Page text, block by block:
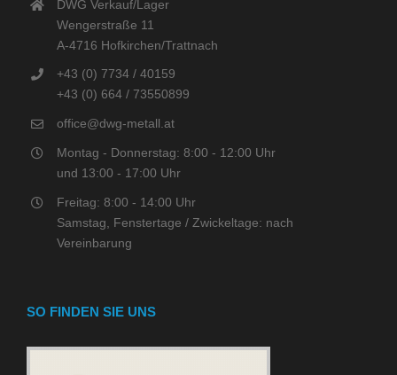
DWG Verkauf/Lager
Wengerstraße 11
A-4716 Hofkirchen/Trattnach
+43 (0) 7734 / 40159
+43 (0) 664 / 73550899
office@dwg-metall.at
Montag - Donnerstag: 8:00 - 12:00 Uhr
und 13:00 - 17:00 Uhr
Freitag: 8:00 - 14:00 Uhr
Samstag, Fenstertage / Zwickeltage: nach
Vereinbarung
SO FINDEN SIE UNS